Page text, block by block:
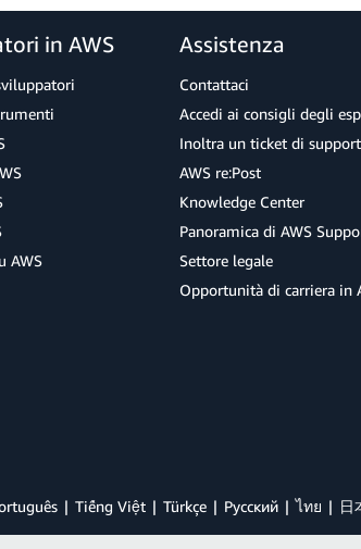
in AWS
AWS
Assistenza
Contattaci
Accedi ai consigli degli
Inoltra un ticket di
AWS re:Post
Knowledge Center
Panoramica di AWS
Settore legale
Opportunità di carriera in
Tiếng Việt Türkçe Ρусский ไทย 日